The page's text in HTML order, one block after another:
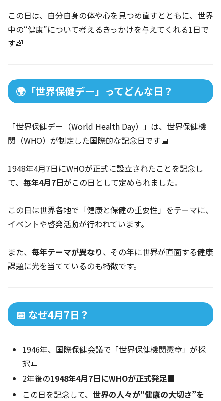
この日は、自分自身の体や心を見つめ直すとともに、世界
中の“健康”について考えるきっかけを与えてくれる1日で
す🌈
🌍「世界保健デー」ってどんな日？
「世界保健デー（World Health Day）」は、世界保健機
関（WHO）が制定した国際的な記念日です📅
1948年4月7日にWHOが正式に設立されたことを記念し
て、 毎年4月7日がこの日として定められました。
この日は世界各地で「健康と保健の重要性」をテーマに、
イベントや啓発活動が行われています。
また、 毎年テーマが異なり、その年に世界が直面する健康
課題に光を当てているのも特徴です。
📅 なぜ4月7日？
1946年、国際保健会議で「世界保健機関憲章」が採
択📜
2年後の1948年4月7日にWHOが正式発足🏢
この日を記念して、世界の人々が“健康の大切さ”を